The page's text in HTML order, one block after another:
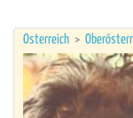
Österreich >